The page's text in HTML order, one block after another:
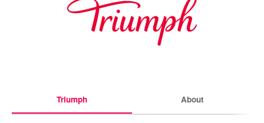
Triumph About